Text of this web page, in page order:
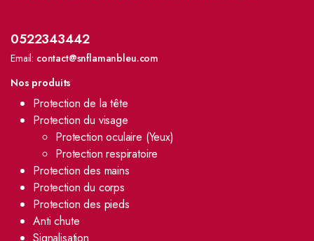
0522343442
Email: contact@snflamanbleu.com
Nos produits
Protection de la tête
Protection du visage
Protection oculaire (Yeux)
Protection respiratoire
Protection des mains
Protection du corps
Protection des pieds
Anti chute